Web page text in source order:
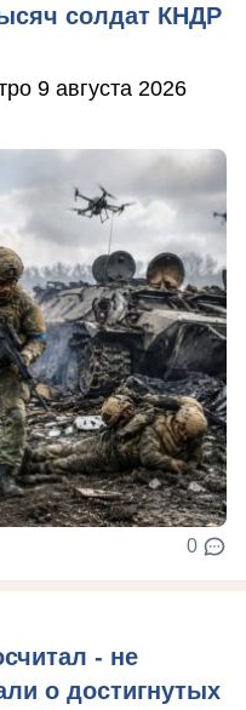
солдат КНДР
9 августа 2026
0
- не
о достигнутых